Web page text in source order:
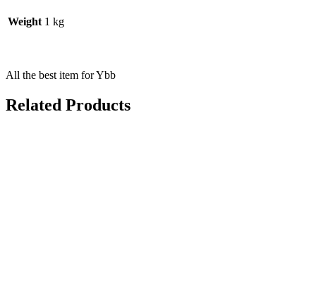
Weight 1 kg
All the best item for Ybb
Related Products